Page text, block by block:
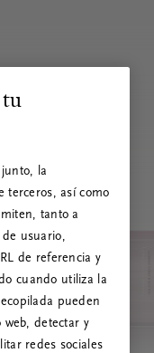
la
terceros, así como
tanto a
usuario,
de referencia y
cuando utiliza la
pueden
web, detectar y
redes sociales